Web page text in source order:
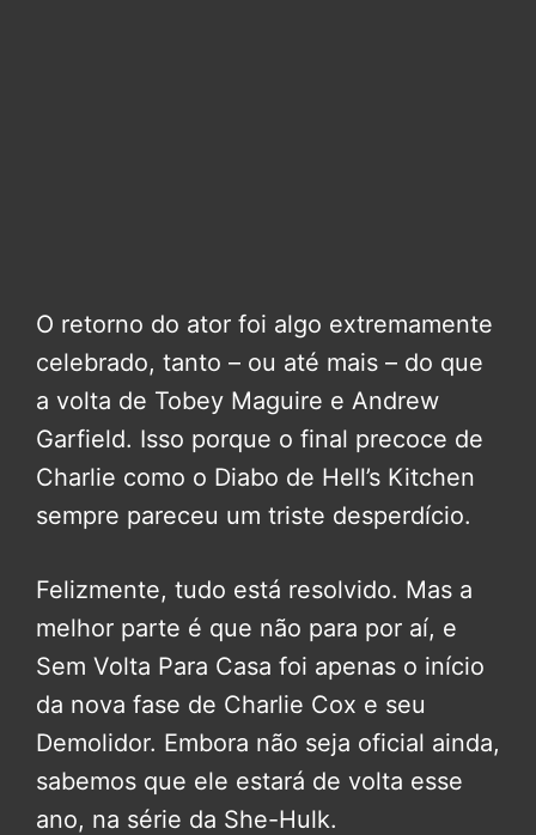
O retorno do ator foi algo extremamente
celebrado, tanto – ou até mais – do que
a volta de Tobey Maguire e Andrew
Garfield. Isso porque o final precoce de
Charlie como o Diabo de Hell’s Kitchen
sempre pareceu um triste desperdício.
Felizmente, tudo está resolvido. Mas a
melhor parte é que não para por aí, e
Sem Volta Para Casa foi apenas o início
da nova fase de Charlie Cox e seu
Demolidor. Embora não seja oficial ainda,
sabemos que ele estará de volta esse
ano, na série da She-Hulk.